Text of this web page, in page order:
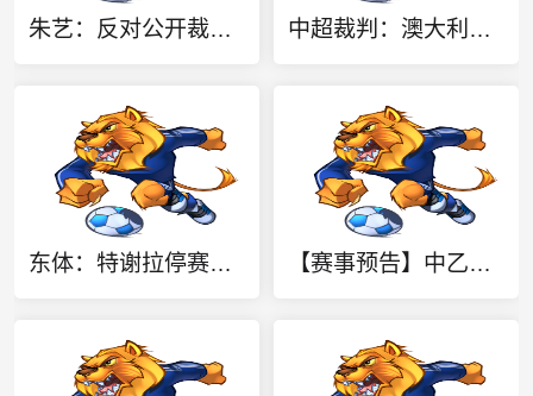
朱艺：反对公开裁判处罚结果、中国职业联赛公开争议判罚评议结果 中超裁判：澳大利亚裁判执法泰山vs津门虎 单丹奥执法辽宁德比
东体：特谢拉停赛申花中场问题不止于此，对海牛两队都输不起 【赛事预告】中乙第20轮 上海海港富盛经开队vs山东泰山B队